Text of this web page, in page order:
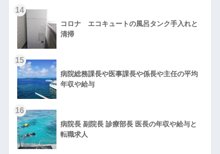
14
コロナ エコキュートの風呂タンク手入れと
清掃
15
病院総務課長や医事課長や係長や主任の平均
年収や給与
16
病院長 副院長 診療部長 医長の年収や給与と
転職求人